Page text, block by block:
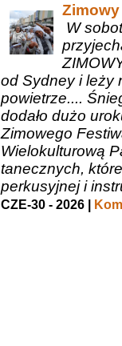
W
od Sydney i leży
powietrze....
dodało dużo
Zimowego
Wielokulturową
tanecznych,
perkusyjnej i
CZE-30 - 2026 |